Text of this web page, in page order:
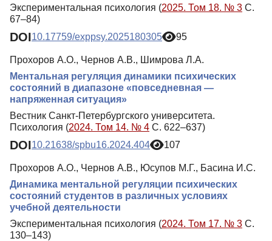
Экспериментальная психология (2025. Том 18. № 3 С.
67–84)
DOI10.17759/exppsy.2025180305 95
Прохоров А.О., Чернов А.В., Шимрова Л.А.
Ментальная регуляция динамики психических
состояний в диапазоне «повседневная —
напряженная ситуация»
Вестник Санкт-Петербургского университета.
Психология (2024. Том 14. № 4 С. 622–637)
DOI10.21638/spbu16.2024.404 107
Прохоров А.О., Чернов А.В., Юсупов М.Г., Басина И.С.
Динамика ментальной регуляции психических
состояний студентов в различных условиях
учебной деятельности
Экспериментальная психология (2024. Том 17. № 3 С.
130–143)